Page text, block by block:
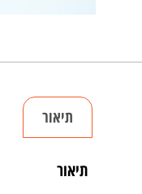
תיאור
תיאור